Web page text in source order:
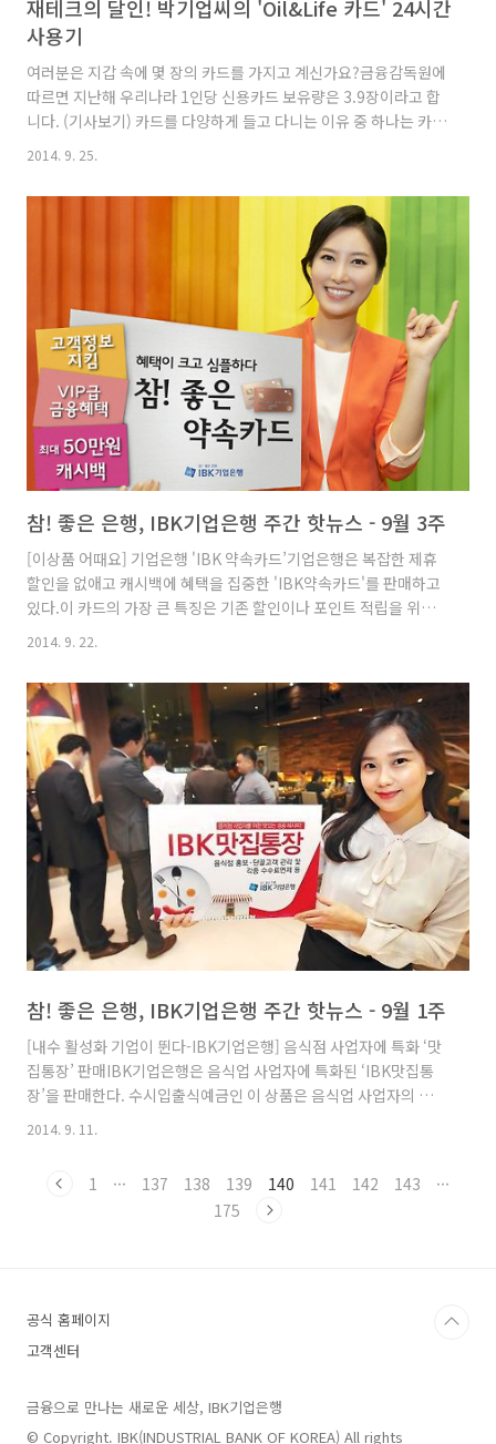
재테크의 달인! 박기업씨의 'Oil&Life 카드' 24시간
사용기
여러분은 지갑 속에 몇 장의 카드를 가지고 계신가요?금융감독원에
따르면 지난해 우리나라 1인당 신용카드 보유량은 3.9장이라고 합
니다. (기사보기) 카드를 다양하게 들고 다니는 이유 중 하나는 카드
이 카드 재테크의 첫 번째 길이기도 합니다. 여기 카드 한 장으로 실
속 있는 생활을 즐기는 직장인 박기업씨(가명·28)가 있는데요. 기
업씨의 하루를 함께 살펴 볼까요? ‘Oil &Life 카드’와 함께하는 박
기업씨의 하루 AM 07:00 매일 아침 일찍 자가용으로 출근하는 박
기업씨. 외부 이동을 많이 하는 업무 특성상 자동차를 이용합니다.
그래서 주유비에 민감할 수 밖에 없는데요. 오..
2014. 9. 25.
참! 좋은 은행, IBK기업은행 주간 핫뉴스 - 9월 3주
[이상품 어때요] 기업은행 'IBK 약속카드’기업은행은 복잡한 제휴
할인을 없애고 캐시백에 혜택을 집중한 'IBK약속카드'를 판매하고
있다.이 카드의 가장 큰 특징은 기존 할인이나 포인트 적립을 위한
까다로운 조건 없이 카드를 사용한 만큼 크게 되돌려주는 캐시백이
만원, 2,000만원 이상시 30만원, 1,500만원 이상시 15만원,
1,000만원 이상시 10만원, 600만원 이상시 5만원, 300만원 이상
시 3만원을 매년 한 번에 제공한다. 카드를 쓸 때마다 적은 할인을
받는 것 보다 더 실속 있다. IBK 참! 좋은 약속카드 자세히보기「PC
홈페이지 」 「 모바일 홈페이지」 유한대학교-기업-IBK기업은행
업무협약유한대학교(이권현 총장)는..
2014. 9. 22.
참! 좋은 은행, IBK기업은행 주간 핫뉴스 - 9월 1주
[내수 활성화 기업이 뛴다-IBK기업은행] 음식점 사업자에 특화 ‘맛
집통장’ 판매IBK기업은행은 음식업 사업자에 특화된 ‘IBK맛집통
장’을 판매한다. 수시입출식예금인 이 상품은 음식업 사업자의 비용
절감을 위해 각종 은행수수료 면제는 물론 음식점 홍보 및 고객 관
금 입금 실적이 있거나 BC카드 가맹점대금을 월 300만원 이상 수
령하면 타행 자동화기기 출금수수료와 기업은행 자동화기기 입·출
2014. 9. 11.
1 ··· 137 138 139 140 141 142 143
···
175
공식 홈페이지
고객센터
금융으로 만나는 새로운 세상, IBK기업은행
© Copyright. IBK(INDUSTRIAL BANK OF KOREA) All rights